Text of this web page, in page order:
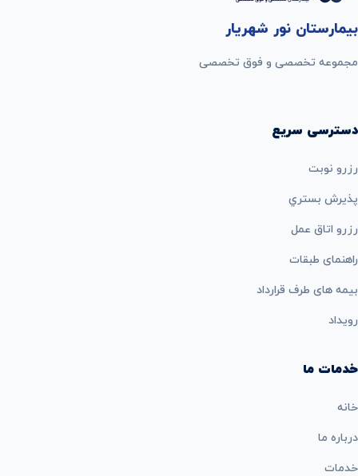
بیمارستان نور شهریار
مجموعه تخصصی و فوق تخصصی
دسترسی سریع
رزرو نوبت
پذيرش بستري
رزرو اتاق عمل
راهنمای طبقات
بيمه های طرف قرارداد
رویداد
خدمات ما
خانه
درباره ما
خدمات